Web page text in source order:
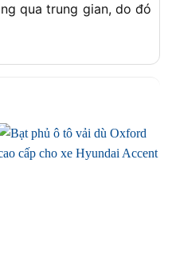
qua trung gian, do đó